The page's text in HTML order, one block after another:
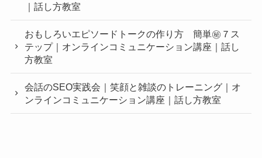
｜話し方教室
おもしろいエピソードトークの作り方 簡単㊙︎７ス
テップ｜オンラインコミュニケーション講座｜話し
方教室
会話のSEO実践会｜笑顔と雑談のトレーニング｜オ
ンラインコミュニケーション講座｜話し方教室